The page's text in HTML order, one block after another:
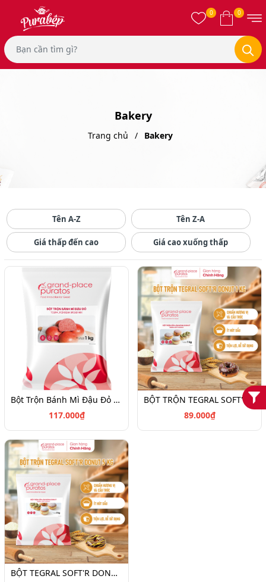
0 0
Bakery
Trang chủ Bakery
Tên A-Z Tên Z-A
Giá thấp đến cao Giá cao xuống thấp
Bột Trộn Bánh Mì Đậu Đỏ 1kg - 4027722
117.000₫
BỘT TRỘN TEGRAL SOFT'R DONUT CAR 1kg -4017376
89.000₫
BỘT TEGRAL SOFT'R DONUT CAR 2x5kg